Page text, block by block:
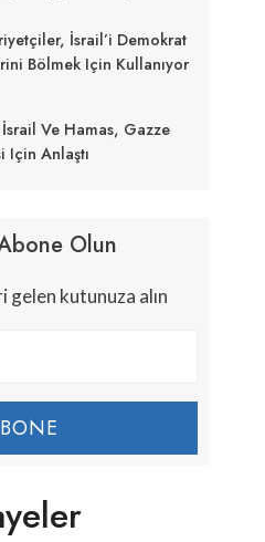
İsrail’i Demokrat
Bölmek Için Kullanıyor
Ve Hamas, Gazze
Için Anlaştı
Olun
gelen kutunuza alın